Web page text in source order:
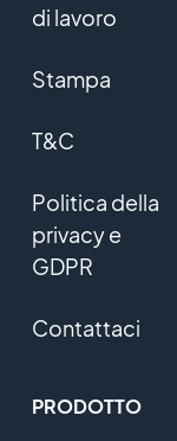
di lavoro
Stampa
T&C
Politica della
privacy e
GDPR
Contattaci
PRODOTTO